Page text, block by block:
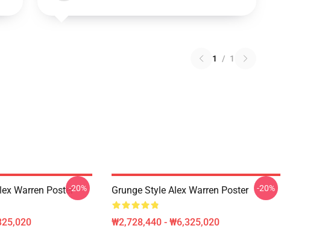
1 / 1
Warren Poster-20% Grunge Style Alex Warren Poster
₩2,728,440 - ₩6,325,020
-20%